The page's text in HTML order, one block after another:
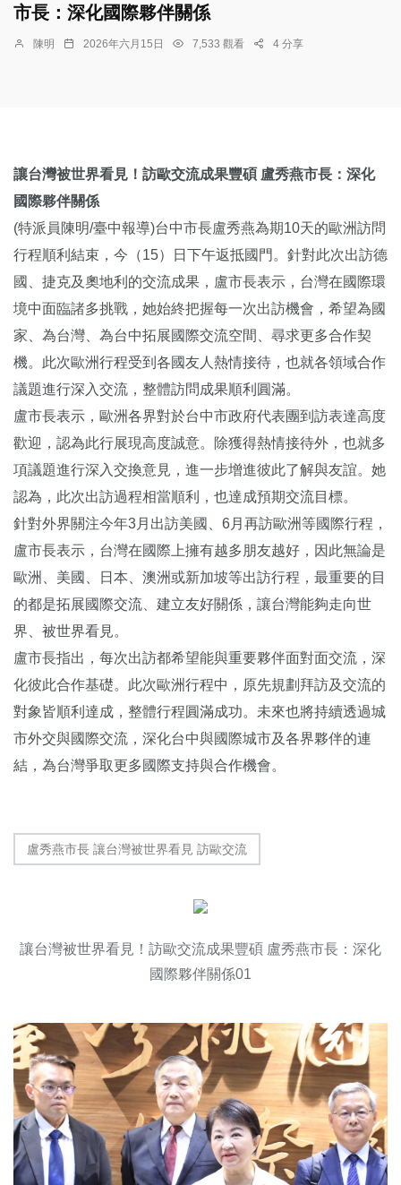
市長：深化國際夥伴關係
陳明 2026年六月15日 7,533 觀看 4 分享
讓台灣被世界看見！訪歐交流成果豐碩 盧秀燕市長：深化
國際夥伴關係
(特派員陳明/臺中報導)台中市長盧秀燕為期10天的歐洲訪問
行程順利結束，今（15）日下午返抵國門。針對此次出訪德
國、捷克及奧地利的交流成果，盧市長表示，台灣在國際環
境中面臨諸多挑戰，她始終把握每一次出訪機會，希望為國
家、為台灣、為台中拓展國際交流空間、尋求更多合作契
機。此次歐洲行程受到各國友人熱情接待，也就各領域合作
議題進行深入交流，整體訪問成果順利圓滿。
盧市長表示，歐洲各界對於台中市政府代表團到訪表達高度
歡迎，認為此行展現高度誠意。除獲得熱情接待外，也就多
項議題進行深入交換意見，進一步增進彼此了解與友誼。她
認為，此次出訪過程相當順利，也達成預期交流目標。
針對外界關注今年3月出訪美國、6月再訪歐洲等國際行程，
盧市長表示，台灣在國際上擁有越多朋友越好，因此無論是
歐洲、美國、日本、澳洲或新加坡等出訪行程，最重要的目
的都是拓展國際交流、建立友好關係，讓台灣能夠走向世
界、被世界看見。
盧市長指出，每次出訪都希望能與重要夥伴面對面交流，深
化彼此合作基礎。此次歐洲行程中，原先規劃拜訪及交流的
對象皆順利達成，整體行程圓滿成功。未來也將持續透過城
市外交與國際交流，深化台中與國際城市及各界夥伴的連
結，為台灣爭取更多國際支持與合作機會。
盧秀燕市長 讓台灣被世界看見 訪歐交流
讓台灣被世界看見！訪歐交流成果豐碩 盧秀燕市長：深化
國際夥伴關係01